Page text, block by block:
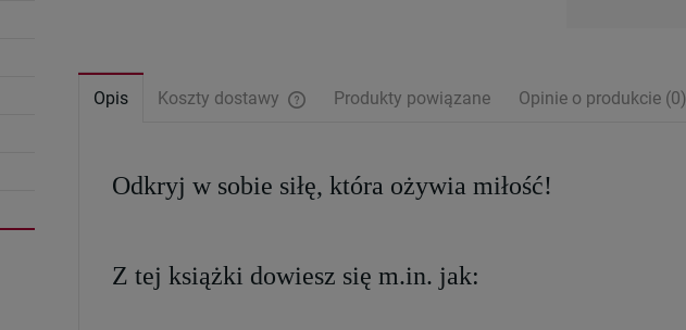
Opis Koszty dostawy Produkty powiązane Opinie o produkcie (0)
Odkryj w sobie siłę, która ożywia miłość!
Z tej książki dowiesz się m.in. jak: